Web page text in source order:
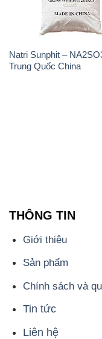
Natri Sunphit –
Trung Quốc China
THÔNG TIN
Giới thiệu
Sản phẩm
Chính sách và
Tin tức
Liên hệ